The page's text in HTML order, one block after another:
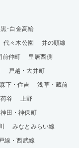
･白金高輪
代々木公園
井の頭線
前仲町
皇居西側
戸越・大井町
森下・住吉
浅草・蔵前
谷
上野
神田・神保町
みなとみらい線
線・西武線